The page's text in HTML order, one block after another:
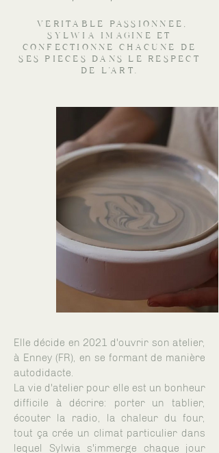
VERITABLE PASSIONNEE,
SYLWIA IMAGINE ET
CONFECTIONNE CHACUNE DE
SES PIECES DANS LE RESPECT
DE L'ART.
Elle décide en 2021 d'ouvrir son atelier,
à Enney (FR), en se formant de manière
autodidacte.
La vie d'atelier pour elle est un bonheur
difficile à décrire: porter un tablier,
écouter la radio, la chaleur du four,
tout ça crée un climat particulier dans
lequel Sylwia s'immerge chaque jour